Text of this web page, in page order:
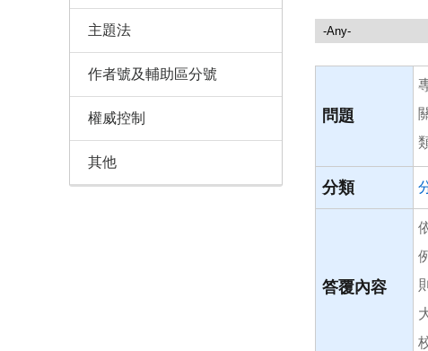
諮詢服務
問題
分類
答覆內容
主題法
作者號及輔助區分號
權威控制
其他